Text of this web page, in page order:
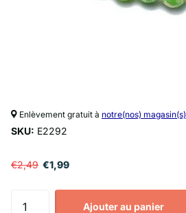
Enlèvement gratuit à notre(nos) magasin(s)
SKU: E2292
€2,49 €1,99
Ajouter au panier